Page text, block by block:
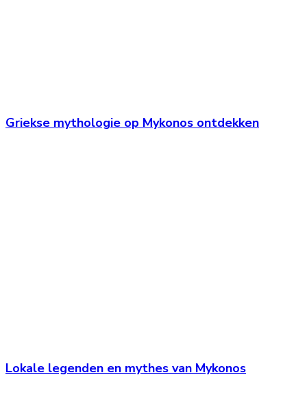
Griekse mythologie op Mykonos ontdekken
Lokale legenden en mythes van Mykonos